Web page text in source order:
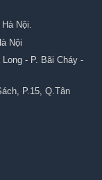
Nội.
Nội
- P. Bãi Cháy -
P.15, Q.Tân